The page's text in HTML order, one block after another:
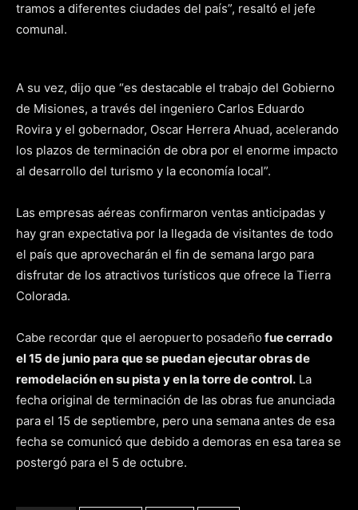
tramos a diferentes ciudades del país”, resaltó el jefe
comunal.
A su vez, dijo que “es destacable el trabajo del Gobierno
de Misiones, a través del ingeniero Carlos Eduardo
Rovira y el gobernador, Oscar Herrera Ahuad, acelerando
los plazos de terminación de obra por el enorme impacto
al desarrollo del turismo y la economía local”.
Las empresas aéreas confirmaron ventas anticipadas y
hay gran expectativa por la llegada de visitantes de todo
el país que aprovecharán el fin de semana largo para
disfrutar de los atractivos turísticos que ofrece la Tierra
Colorada.
Cabe recordar que el aeropuerto posadeño fue cerrado
el 15 de junio para que se puedan ejecutar obras de
remodelación en su pista y en la torre de control. La
fecha original de terminación de las obras fue anunciada
para el 15 de septiembre, pero una semana antes de esa
fecha se comunicó que debido a demoras en esa tarea se
postergó para el 5 de octubre.